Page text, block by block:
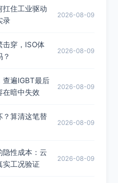
扛住工业驱动
录
2026-08-09
击穿，ISO体
2026-08-09
查遍IGBT最后
在暗中失效
2026-08-09
？算清这笔替
2026-08-09
隐性成本：云
实工况验证
2026-08-09